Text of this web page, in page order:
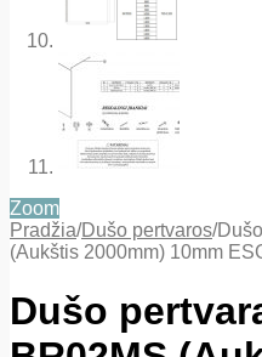
Zoom
Pradžia/Dušo pertvaros/
(Aukštis 2000mm) 10mm
Dušo